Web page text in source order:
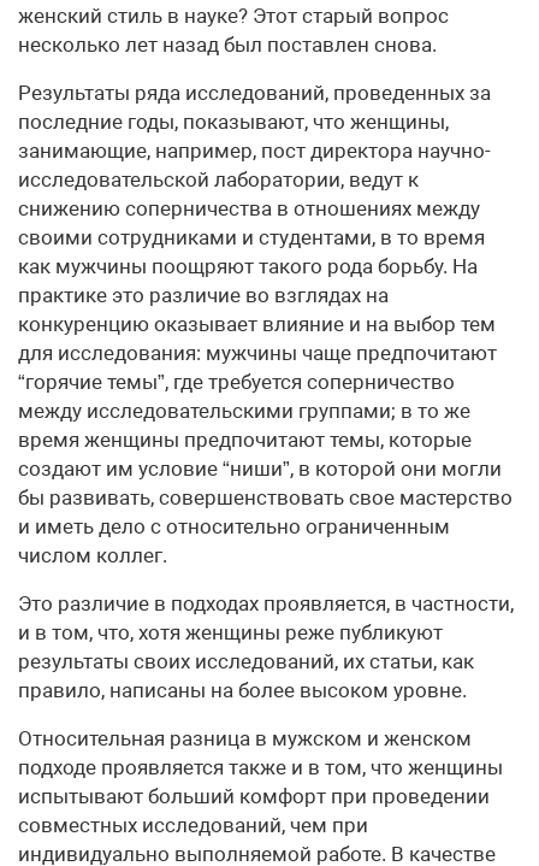
женский стиль в науке? Этот старый вопрос
несколько лет назад был поставлен снова.
Результаты ряда исследований, проведенных за
последние годы, показывают, что женщины,
занимающие, например, пост директора научно-
исследовательской лаборатории, ведут к
снижению соперничества в отношениях между
своими сотрудниками и студентами, в то время
как мужчины поощряют такого рода борьбу. На
практике это различие во взглядах на
конкуренцию оказывает влияние и на выбор тем
для исследования: мужчины чаще предпочитают
“горячие темы”, где требуется соперничество
между исследовательскими группами; в то же
время женщины предпочитают темы, которые
создают им условие “ниши”, в которой они могли
бы развивать, совершенствовать свое мастерство
и иметь дело с относительно ограниченным
числом коллег.
Это различие в подходах проявляется, в частности,
и в том, что, хотя женщины реже публикуют
результаты своих исследований, их статьи, как
правило, написаны на более высоком уровне.
Относительная разница в мужском и женском
подходе проявляется также и в том, что женщины
испытывают больший комфорт при проведении
совместных исследований, чем при
индивидуально выполняемой работе. В качестве